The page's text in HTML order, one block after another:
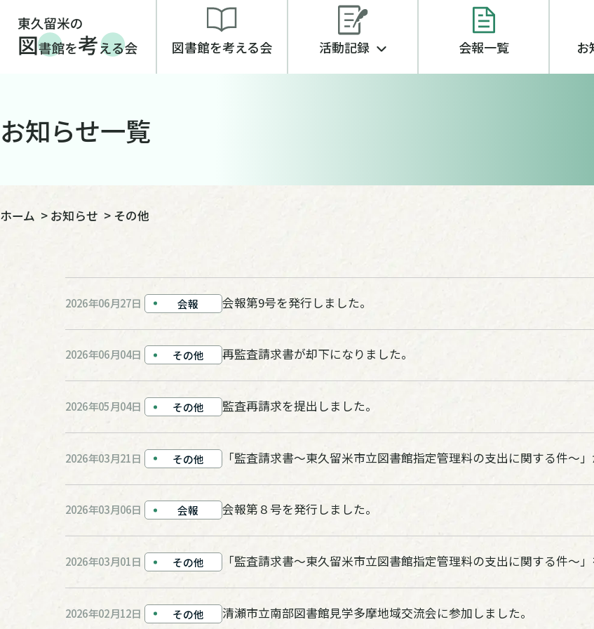
図書館を考える会 活動記録 会報一覧 お
お知らせ一覧
ホーム > お知らせ > その他
2026年06月27日 会報 会報第9号を発行しました。
2026年06月04日 その他 再監査請求書が却下になりました。
2026年05月04日 その他 監査再請求を提出しました。
2026年03月21日 その他 「監査請求書～東久留米市立図書館指定管理料の支出に関する件～」
2026年03月06日 会報 会報第８号を発行しました。
2026年03月01日 その他 「監査請求書～東久留米市立図書館指定管理料の支出に関する件～」
2026年02月12日 その他 清瀬市立南部図書館見学多摩地域交流会に参加しました。